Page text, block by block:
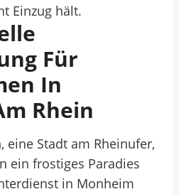
Einzug hält.
Für
In
Rhein
eine Stadt am Rheinufer,
ein frostiges Paradies
in Monheim